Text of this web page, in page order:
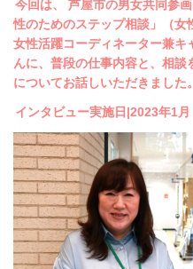
今回は、
芦屋市の男女共同参
性のためのステップ相談」（女
女性活躍コーディネーター兼キ
んに、普段の仕事内容と、相
についてお話しいただきました。
インタビュー実施日|2023年1月